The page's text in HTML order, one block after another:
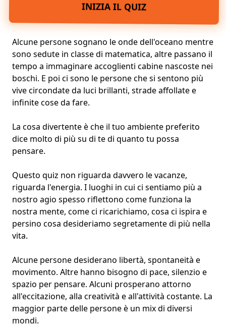
INIZIA IL QUIZ
Alcune persone sognano le onde dell'oceano mentre
sono sedute in classe di matematica, altre passano il
tempo a immaginare accoglienti cabine nascoste nei
boschi. E poi ci sono le persone che si sentono più
vive circondate da luci brillanti, strade affollate e
infinite cose da fare.
La cosa divertente è che il tuo ambiente preferito
dice molto di più su di te di quanto tu possa
pensare.
Questo quiz non riguarda davvero le vacanze,
riguarda l'energia. I luoghi in cui ci sentiamo più a
nostro agio spesso riflettono come funziona la
nostra mente, come ci ricarichiamo, cosa ci ispira e
persino cosa desideriamo segretamente di più nella
vita.
Alcune persone desiderano libertà, spontaneità e
movimento. Altre hanno bisogno di pace, silenzio e
spazio per pensare. Alcuni prosperano attorno
all'eccitazione, alla creatività e all'attività costante. La
maggior parte delle persone è un mix di diversi
mondi.